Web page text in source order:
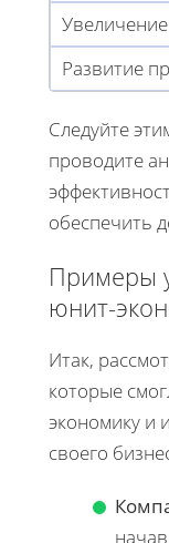
Развитие
Следуйте
проводите
обеспечить
Примеры
юнит-
Итак,
которые
экономику и
своего